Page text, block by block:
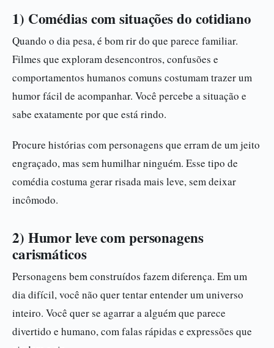
1) Comédias com situações do cotidiano
Quando o dia pesa, é bom rir do que parece familiar.
Filmes que exploram desencontros, confusões e
comportamentos humanos comuns costumam trazer um
humor fácil de acompanhar. Você percebe a situação e
sabe exatamente por que está rindo.
Procure histórias com personagens que erram de um jeito
engraçado, mas sem humilhar ninguém. Esse tipo de
comédia costuma gerar risada mais leve, sem deixar
incômodo.
2) Humor leve com personagens
carismáticos
Personagens bem construídos fazem diferença. Em um
dia difícil, você não quer tentar entender um universo
inteiro. Você quer se agarrar a alguém que parece
divertido e humano, com falas rápidas e expressões que